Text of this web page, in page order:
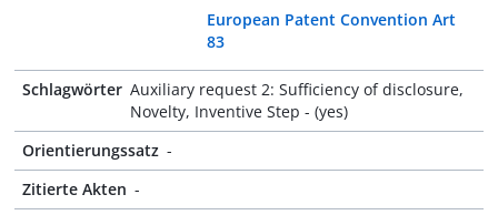
European Patent Convention Art
83
Schlagwörter Auxiliary request 2: Sufficiency of disclosure,
Novelty, Inventive Step - (yes)
Orientierungssatz -
Zitierte Akten -